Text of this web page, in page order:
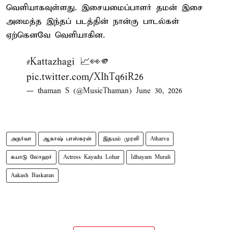
வெளியாகவுள்ளது. இசையமைப்பாளர் தமன் இசை
அமைத்த இந்தப் படத்தின் நான்கு பாடல்கள்
ஏற்கெனவே வெளியாகின.
#Kattazhagi 📈👀🫵
pic.twitter.com/XIhTq6iR26
— thaman S (@MusicThaman) June 30, 2026
அதர்வா ஆகாஷ் பாஸ்கரன் இதயம் முரளி Atharva
கயாடு லோஹர் Actress Kayadu Lohar Idhayam Murali
Aakash Baskaran